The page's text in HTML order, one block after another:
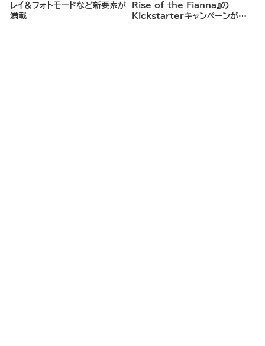
レイ＆フォトモードなど新要素が
満載
Rise of the Fianna』の
Kickstarterキャンペーンがま